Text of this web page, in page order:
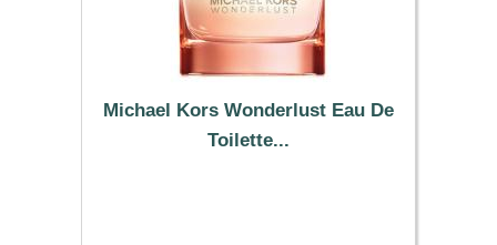
Michael Kors Wonderlust Eau De
Toilette...